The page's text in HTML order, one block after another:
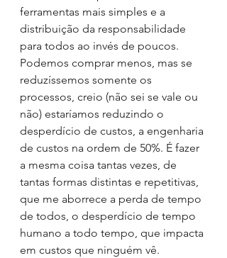
ferramentas mais simples e a
distribuição da responsabilidade
para todos ao invés de poucos.
Podemos comprar menos, mas se
reduzíssemos somente os
processos, creio (não sei se vale ou
não) estaríamos reduzindo o
desperdício de custos, a engenharia
de custos na ordem de 50%. É fazer
a mesma coisa tantas vezes, de
tantas formas distintas e repetitivas,
que me aborrece a perda de tempo
de todos, o desperdício de tempo
humano a todo tempo, que impacta
em custos que ninguém vê.